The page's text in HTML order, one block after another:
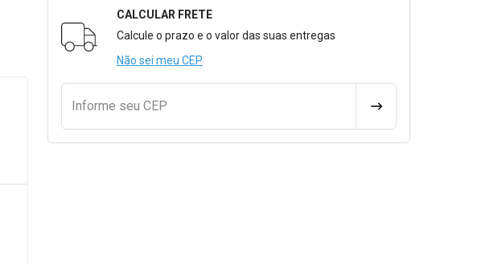
Formulário para Calcular o Frete
CALCULAR FRETE
Calcule o prazo e o valor das suas entregas
Não sei meu CEP
Informe seu CEP CALCULAR FRETE